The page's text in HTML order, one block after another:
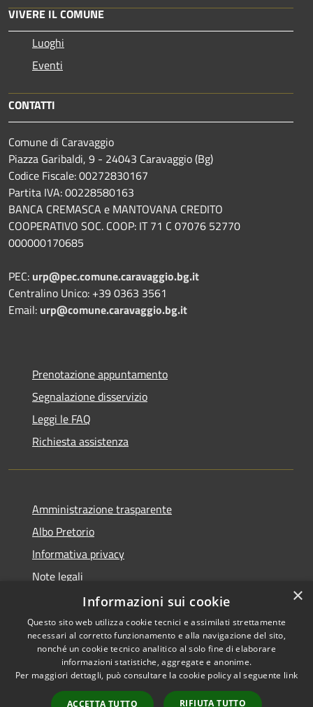
VIVERE IL COMUNE
Luoghi
Eventi
CONTATTI
Comune di Caravaggio
Piazza Garibaldi, 9 - 24043 Caravaggio (Bg)
Codice Fiscale: 00272830167
Partita IVA: 00228580163
BANCA CREMASCA e MANTOVANA CREDITO
COOPERATIVO SOC. COOP: IT 71 C 07076 52770
000000170685
PEC: urp@pec.comune.caravaggio.bg.it
Centralino Unico: +39 0363 3561
Email: urp@comune.caravaggio.bg.it
Prenotazione appuntamento
Segnalazione disservizio
Leggi le FAQ
Richiesta assistenza
Amministrazione trasparente
Albo Pretorio
Informativa privacy
Note legali
Dichiarazione di accessibilità
RSS
Accessibilità
Copyright © 2026 • Comune di
Caravaggio • Powered by
Municipium• Accesso
×
Informazioni sui cookie
Questo sito web utilizza cookie tecnici e assimilati strettamente
necessari al corretto funzionamento e alla navigazione del sito,
nonché un cookie tecnico analitico al solo fine di elaborare
informazioni statistiche, aggregate e anonime.
Per maggiori dettagli, può consultare la cookie policy al seguente link
ACCETTA TUTTO RIFIUTA TUTTO